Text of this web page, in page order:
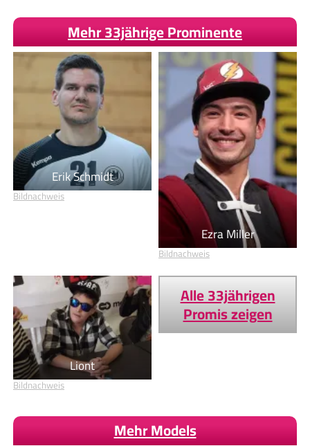
Mehr 33jährige Prominente
Erik Schmidt
Bildnachweis
Ezra Miller
Bildnachweis
Liont
Bildnachweis
Alle 33jährigen
Promis zeigen
Mehr Models